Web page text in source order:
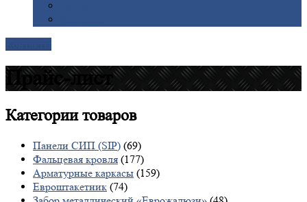
Прайс-лист
Категориитоваров
Панели СИП (SIP) (69)
Фальцевая кровля (177)
Арматурные каркасы (159)
Евроштакетник (74)